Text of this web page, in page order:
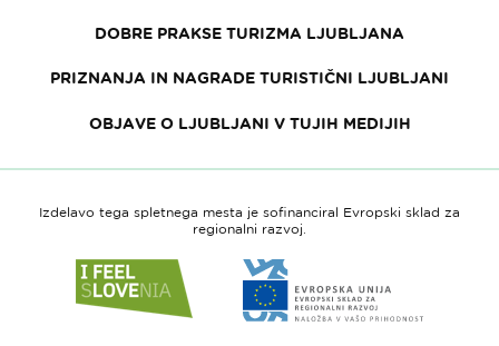
DOBRE PRAKSE TURIZMA LJUBLJANA
PRIZNANJA IN NAGRADE TURISTIČNI LJUBLJANI
OBJAVE O LJUBLJANI V TUJIH MEDIJIH
Izdelavo tega spletnega mesta je sofinanciral Evropski sklad za
regionalni razvoj.
do
spletne
do
spletne